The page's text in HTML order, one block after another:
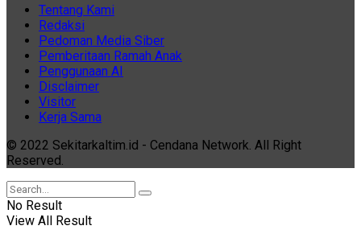
Tentang Kami
Redaksi
Pedoman Media Siber
Pemberitaan Ramah Anak
Penggunaan AI
Disclaimer
Visitor
Kerja Sama
© 2022 Sekitarkaltim.id - Cendana Network. All Right
Reserved.
No Result
View All Result